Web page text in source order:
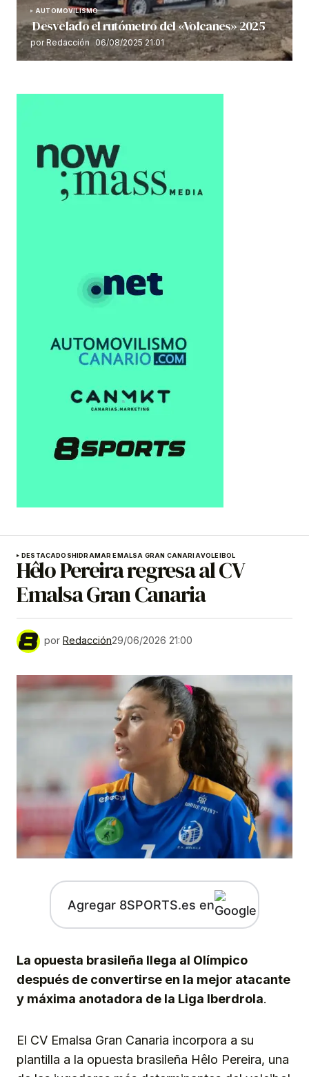
AUTOMOVILISMO
Desvelado el rutómetro del «Volcanes» 2025
por Redacción 06/08/2025 21:01
DESTACADOSHIDRAMAR EMALSA GRAN CANARIAVOLEIBOL
Hêlo Pereira regresa al CV
Emalsa Gran Canaria
por Redacción29/06/2026 21:00
Agregar 8SPORTS.es en
La opuesta brasileña llega al Olímpico
después de convertirse en la mejor atacante
y máxima anotadora de la Liga Iberdrola.
El CV Emalsa Gran Canaria incorpora a su
plantilla a la opuesta brasileña Hêlo Pereira, una